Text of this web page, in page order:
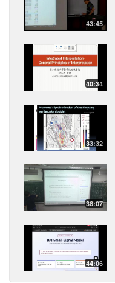
43:45
40:34
33:32
38:07
44:06